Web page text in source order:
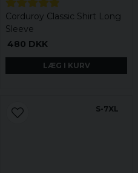
Corduroy Classic Shirt Long
Sleeve
480 DKK
LÆG I KURV
S-7XL